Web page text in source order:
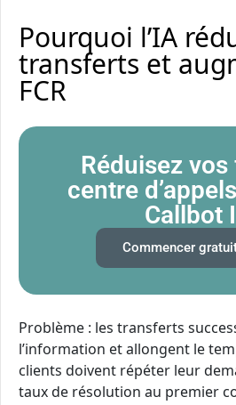
Pourquoi l’IA
transferts et
FCR
Réduisez
centre
Callbot
Commencer
Problème : les transferts
l’information et allongent le
clients doivent répéter leur
taux de résolution au premier